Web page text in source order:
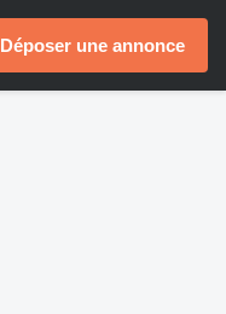
Déposer une annonce